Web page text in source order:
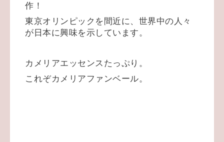
作！
東京オリンピックを間近に、世界中の人々
が日本に興味を示しています。
カメリアエッセンスたっぷり。
これぞカメリアファンベール。